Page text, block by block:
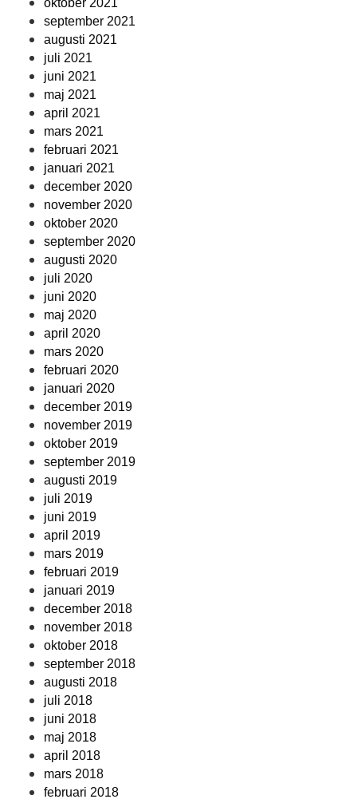
oktober 2021
september 2021
augusti 2021
juli 2021
juni 2021
maj 2021
april 2021
mars 2021
februari 2021
januari 2021
december 2020
november 2020
oktober 2020
september 2020
augusti 2020
juli 2020
juni 2020
maj 2020
april 2020
mars 2020
februari 2020
januari 2020
december 2019
november 2019
oktober 2019
september 2019
augusti 2019
juli 2019
juni 2019
april 2019
mars 2019
februari 2019
januari 2019
december 2018
november 2018
oktober 2018
september 2018
augusti 2018
juli 2018
juni 2018
maj 2018
april 2018
mars 2018
februari 2018